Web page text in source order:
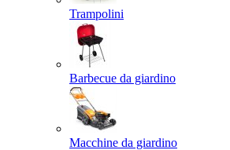
Trampolini
Barbecue da giardino
Macchine da giardino